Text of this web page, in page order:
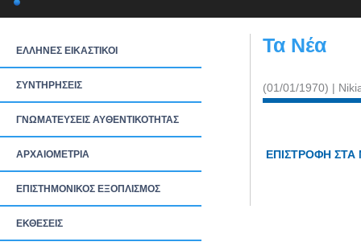
ΕΛΛΗΝΕΣ ΕΙΚΑΣΤΙΚΟΙ
ΣΥΝΤΗΡΗΣΕΙΣ
ΓΝΩΜΑΤΕΥΣΕΙΣ ΑΥΘΕΝΤΙΚΟΤΗΤΑΣ
ΑΡΧΑΙΟΜΕΤΡΙΑ
ΕΠΙΣΤΗΜΟΝΙΚΟΣ ΕΞΟΠΛΙΣΜΟΣ
ΕΚΘΕΣΕΙΣ
Τα Νέα
(01/01/1970) |
ΕΠΙΣΤΡΟΦΗ ΣΤΑ